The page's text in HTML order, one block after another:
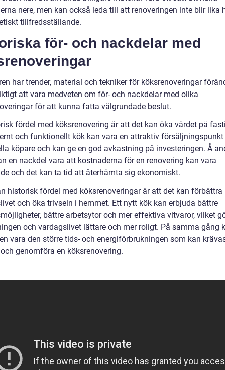
nere, men kan också leda till att renoveringen inte blir lika
tillfredsställande.
för- och nackdelar med
har trender, material och tekniker för köksrenoveringar
att vara medveten om för- och nackdelar med olika
för att kunna fatta välgrundade beslut.
fördel med köksrenovering är att det kan öka värdet på
och funktionellt kök kan vara en attraktiv
köpare och kan ge en god avkastning på investeringen. Å
en nackdel vara att kostnaderna för en renovering kan vara
och det kan ta tid att återhämta sig ekonomiskt.
historisk fördel med köksrenoveringar är att det kan förbättra
och öka trivseln i hemmet. Ett nytt kök kan erbjuda bättre
bättre arbetsytor och mer effektiva vitvaror, vilket
och vardagslivet lättare och mer roligt. På samma gång
vara den större tids- och energiförbrukningen som kan
genomföra en köksrenovering.